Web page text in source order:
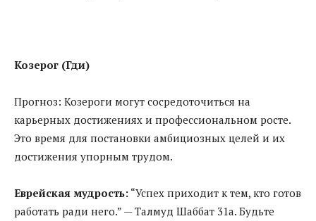
Козерог (Гди)
Прогноз: Козероги могут сосредоточиться на
карьерных достижениях и профессиональном росте.
Это время для постановки амбициозных целей и их
достижения упорным трудом.
Еврейская мудрость: “Успех приходит к тем, кто готов
работать ради него.” — Талмуд Шаббат 31a. Будьте